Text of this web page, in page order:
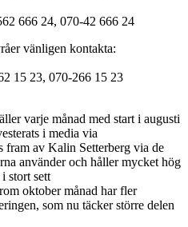
666 24, 070-42 666 24
vänligen kontakta:
15 23, 070-266 15 23
varje månad med start i augusti
i media via
fram av Kalin Setterberg via de
använder och håller mycket hög
stort sett
oktober månad har fler
som nu täcker större delen